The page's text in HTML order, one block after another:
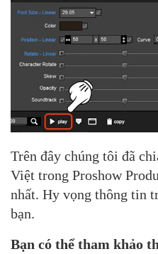
Trên đây chúng tôi đã
Việt trong Proshow
nhất. Hy vọng thông tin
bạn.
Bạn có thể tham khảo